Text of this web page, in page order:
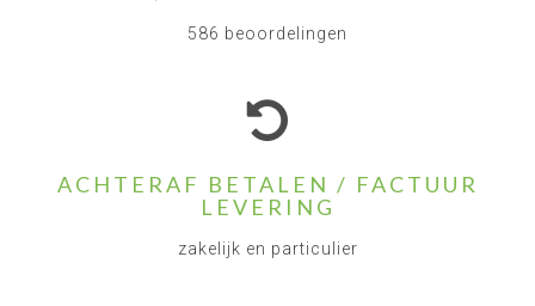
586 beoordelingen
ACHTERAF BETALEN / FACTUUR
LEVERING
zakelijk en particulier